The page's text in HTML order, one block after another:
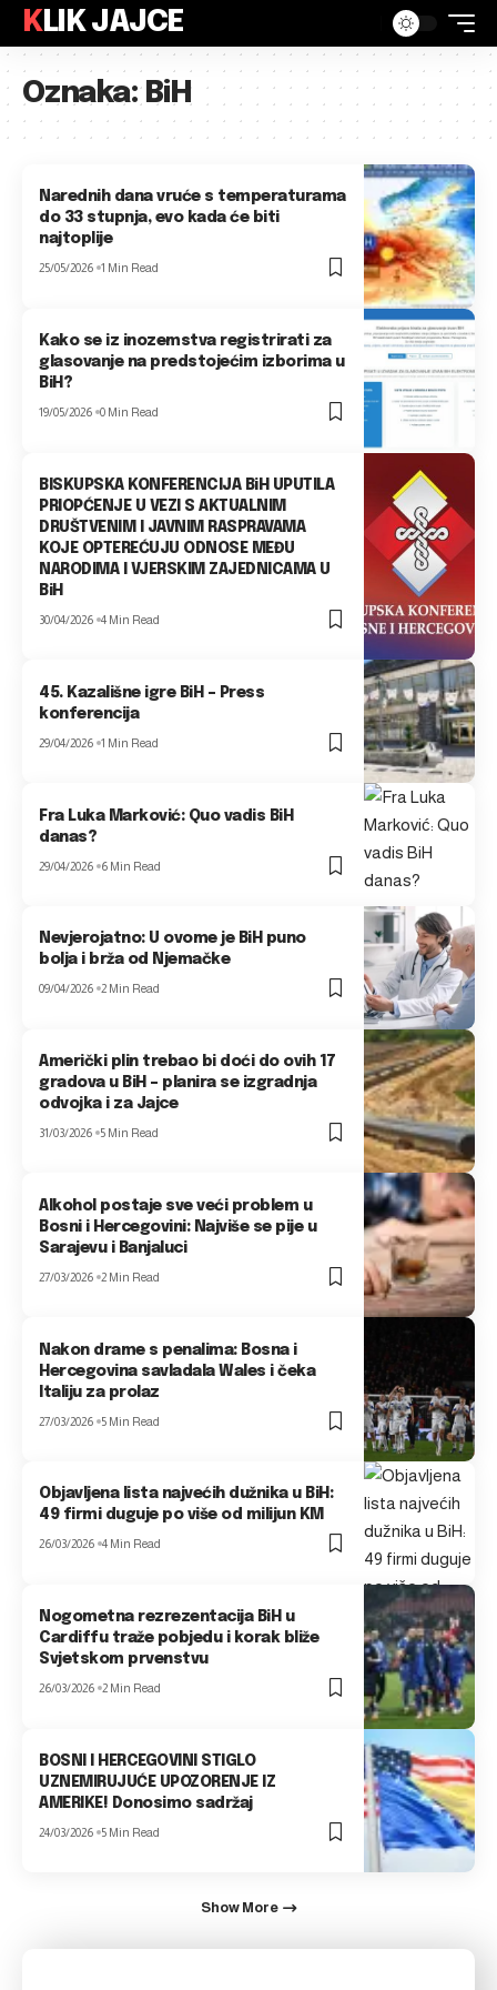
KLIK JAJCE
Oznaka:BiH
Narednih dana vruće s temperaturama
do 33 stupnja, evo kada će biti
najtoplije
25/05/2026 1 Min Read
Kako se iz inozemstva registrirati za
glasovanje na predstojećim izborima u
BiH?
19/05/2026 0 Min Read
BISKUPSKA KONFERENCIJA BiH UPUTILA
PRIOPĆENJE U VEZI S AKTUALNIM
DRUŠTVENIM I JAVNIM RASPRAVAMA
KOJE OPTEREĆUJU ODNOSE MEĐU
NARODIMA I VJERSKIM ZAJEDNICAMA U
BiH
30/04/2026 4 Min Read
45. Kazališne igre BiH – Press
konferencija
29/04/2026 1 Min Read
Fra Luka Marković: Quo vadis BiH
danas?
29/04/2026 6 Min Read
Nevjerojatno: U ovome je BiH puno
bolja i brža od Njemačke
09/04/2026 2 Min Read
Američki plin trebao bi doći do ovih 17
gradova u BiH – planira se izgradnja
odvojka i za Jajce
31/03/2026 5 Min Read
Alkohol postaje sve veći problem u
Bosni i Hercegovini: Najviše se pije u
Sarajevu i Banjaluci
27/03/2026 2 Min Read
Nakon drame s penalima: Bosna i
Hercegovina savladala Wales i čeka
Italiju za prolaz
27/03/2026 5 Min Read
Objavljena lista najvećih dužnika u BiH:
49 firmi duguje po više od milijun KM
26/03/2026 4 Min Read
Nogometna rezrezentacija BiH u
Cardiffu traže pobjedu i korak bliže
Svjetskom prvenstvu
26/03/2026 2 Min Read
BOSNI I HERCEGOVINI STIGLO
UZNEMIRUJUĆE UPOZORENJE IZ
AMERIKE! Donosimo sadržaj
24/03/2026 5 Min Read
Show More